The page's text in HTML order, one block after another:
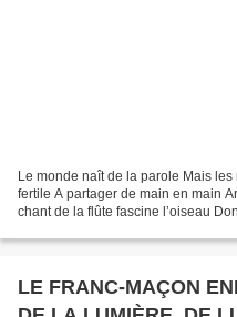
Le monde naît de la parole Mais
fertile A partager de main en main
chant de la flûte fascine l’oiseau
LE FRANC-MAÇON